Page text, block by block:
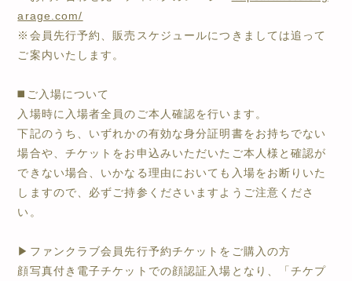
arage.com/
※会員先行予約、販売スケジュールにつきましては追って
ご案内いたします。
◼️ご入場について
入場時に入場者全員のご本人確認を行います。
下記のうち、いずれかの有効な身分証明書をお持ちでない
場合や、チケットをお申込みいただいたご本人様と確認が
できない場合、いかなる理由においても入場をお断りいた
しますので、必ずご持参くださいますようご注意くださ
い。
▶︎ファンクラブ会員先行予約チケットをご購入の方
顔写真付き電子チケットでの顔認証入場となり、「チケプ